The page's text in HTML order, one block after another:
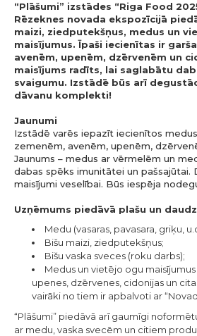
“Plāšumi” izstādes “Riga Food
Rēzeknes novada ekspozīcijā
maizi, ziedputekšņus, medus un
maisījumus. Īpaši iecienītas ir
avenēm, upenēm, dzērvenēm un
maisījums radīts, lai saglabātu
svaigumu. Izstādē būs arī
dāvanu komplekti!
Jaunumi
Izstādē varēs iepazīt iecienītos
zemenēm, avenēm, upenēm,
Jaunums – medus ar vērmelēm un
dabas spēks imunitātei un pašsajūtai.
maisījumi veselībai. Būs iespēja
Uzņēmums piedāvā plašu un
Medu (vasaras, pavasara, griķu,
Bišu maizi, ziedputekšņus;
Bišu vaska sveces (roku darbs);
Medus un vietējo ogu
upenes, dzērvenes, cidonijas un
vairāki no tiem ir apbalvoti ar
“Plāšumi” piedāvā arī gaumīgi
ar medu, vaska svecēm un citiem